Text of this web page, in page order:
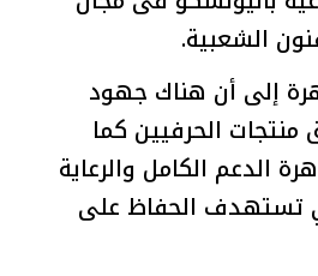
الشعبية.
إلى أن هناك جهود
الحرفيين كما
الدعم الكامل والرعاية
تستهدف الحفاظ على